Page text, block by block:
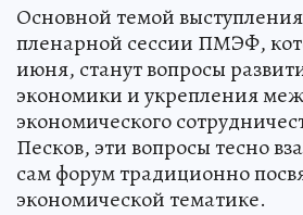
Основной темой
пленарной сессии ПМЭФ,
июня, станут вопросы
экономики и укрепления
экономического
Песков, эти вопросы тесно
сам форум традиционно
экономической тематике.